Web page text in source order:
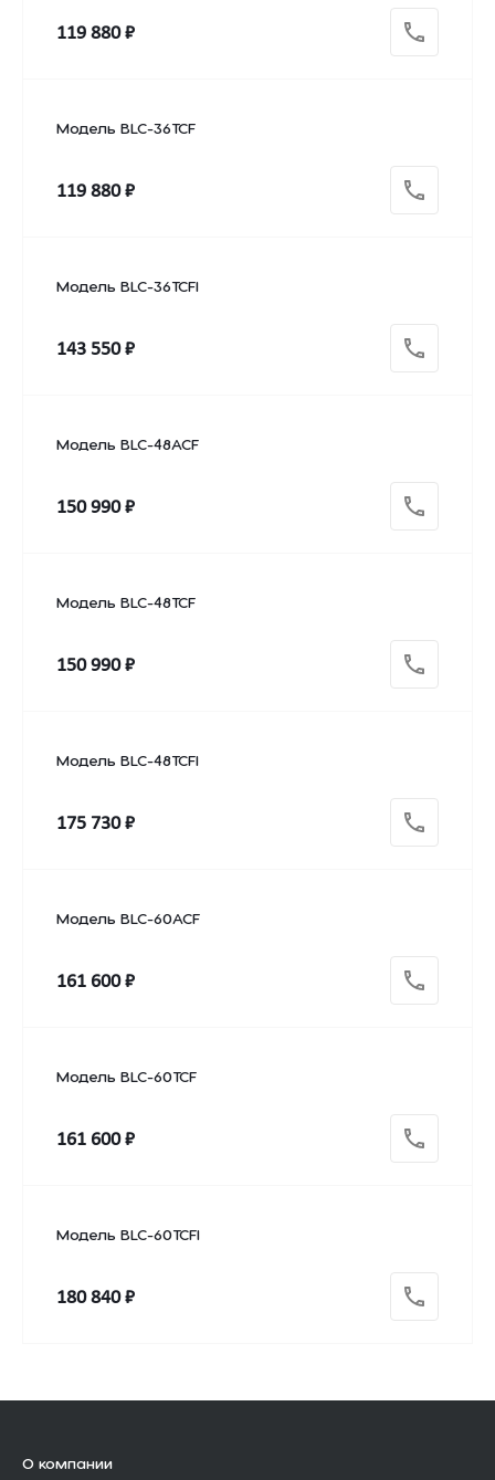
119 880 ₽
Модель BLC-36TCF
119 880 ₽
Модель BLC-36TCFI
143 550 ₽
Модель BLC-48ACF
150 990 ₽
Модель BLC-48TCF
150 990 ₽
Модель BLC-48TCFI
175 730 ₽
Модель BLC-60ACF
161 600 ₽
Модель BLC-60TCF
161 600 ₽
Модель BLC-60TCFI
180 840 ₽
О компании